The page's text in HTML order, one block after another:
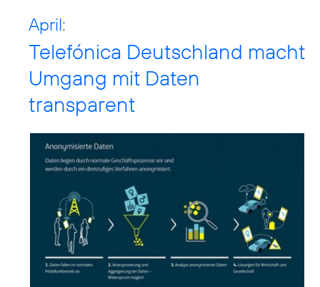
April:
Telefónica Deutschland macht
Umgang mit Daten
transparent